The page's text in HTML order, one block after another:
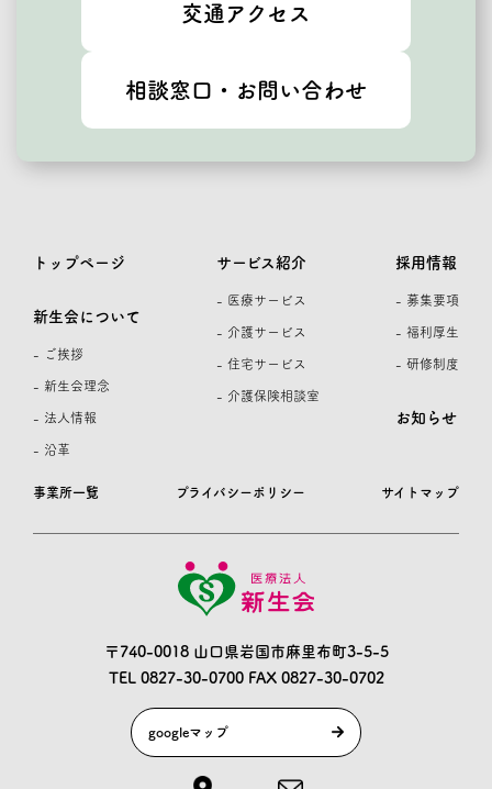
交通アクセス
相談窓口・お問い合わせ
〒740-0018 山口県岩国市麻里布町3-5-5
TEL 0827-30-0700FAX 0827-30-0702
googleマップ
事業所一覧 プライバシーポリシー サイトマップ
トップページ
新生会について
- ご挨拶
- 新生会理念
- 法人情報
- 沿革
サービス紹介
- 医療サービス
- 介護サービス
- 住宅サービス
- 介護保険相談室
採用情報
- 募集要項
- 福利厚生
- 研修制度
お知らせ